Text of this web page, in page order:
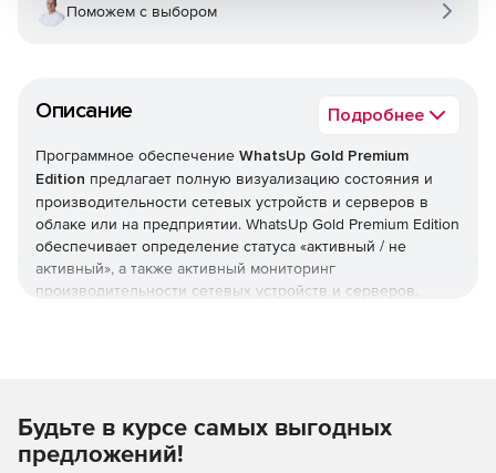
Описание Подробнее
Программное обеспечение WhatsUp Gold Premium
Edition предлагает полную визуализацию состояния и
производительности сетевых устройств и серверов в
облаке или на предприятии. WhatsUp Gold Premium Edition
обеспечивает определение статуса «активный / не
активный», а также активный мониторинг
производительности сетевых устройств и серверов,
производительности приложений и управления
конфигурацией.
Ключевые преимущества WhatsUp Gold 2019:
Поможем с выбором
Будьте в курсе самых выгодных
предложений!